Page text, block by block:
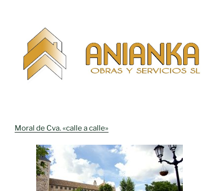
Moral de Cva. «calle a calle»